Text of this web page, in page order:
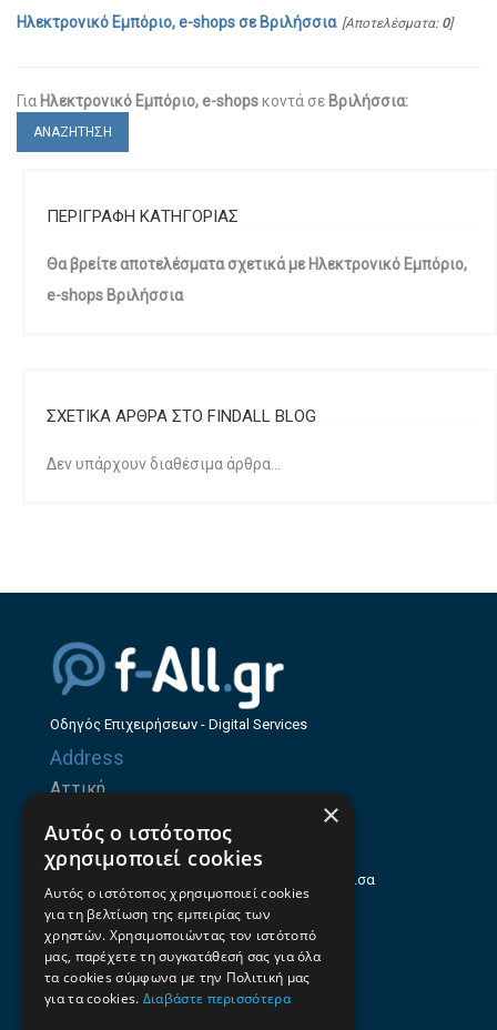
Ηλεκτρονικό Εμπόριο, e-shopsσε Βριλήσσια [Αποτελέσματα: 0]
Για Ηλεκτρονικό Εμπόριο, e-shopsκοντά σε Βριλήσσια:
ΑΝΑΖΗΤΗΣΗ
ΠΕΡΙΓΡΑΦΗ ΚΑΤΗΓΟΡΙΑΣ
Θα βρείτε αποτελέσματα σχετικά με Ηλεκτρονικό Εμπόριο,
e-shops Βριλήσσια
ΣΧΕΤΙΚΑ ΑΡΘΡΑ ΣΤΟ FINDALL BLOG
Δεν υπάρχουν διαθέσιμα άρθρα...
Οδηγός Επιχειρήσεων - Digital Services
Address
Αττική
Θεσσαλία
Ηρώων Πολυτεχνείου 214 (1ος Όροφος), Λάρισα
Επαγγελματικός οδηγός Λάρισας
Emails
×
Αυτός ο ιστότοπος
χρησιμοποιεί cookies
Αυτός ο ιστότοπος χρησιμοποιεί cookies
για τη βελτίωση της εμπειρίας των
χρηστών. Χρησιμοποιώντας τον ιστότοπό
μας, παρέχετε τη συγκατάθεσή σας για όλα
τα cookies σύμφωνα με την Πολιτική μας
για τα cookies. Διαβάστε περισσότερα